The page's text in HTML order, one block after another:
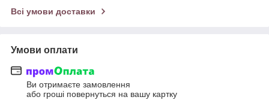
Всі умови доставки
Умови оплати
Ви отримаєте замовлення
або гроші повернуться на вашу картку